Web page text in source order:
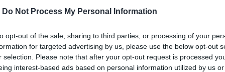
Do Not Process My Personal Information
opt-out of the sale, sharing to third parties, or processing of your
for targeted advertising by us, please use the below opt-out
selection. Please note that after your opt-out request is processed
interest-based ads based on personal information utilized by us
ανώτερων δυνάμεων- ποτιστεί η
το Ηράκλειο: “Αν δεν βρέξει, την άνοιξη θα έχουμε οξύ
το Ηράκλειο: “Αν δεν
θα έχουμε οξύ πρόβλημα!”